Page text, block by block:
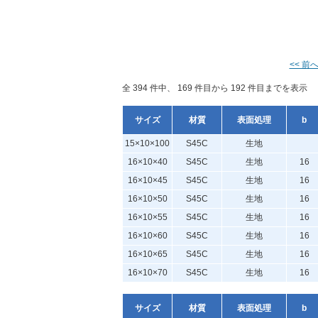
<< 前へ
全 394 件中、 169 件目から 192 件目までを表示
サイズ 材質 表面処理 b
15×10×100 S45C
生地
16×10×40
S45C 生地
16
16×10×45
S45C 生地
16
16×10×50
S45C 生地
16
16×10×55
S45C 生地
16
16×10×60
S45C 生地
16
16×10×65
S45C 生地
16
16×10×70
S45C 生地 16
サイズ 材質 表面処理 b